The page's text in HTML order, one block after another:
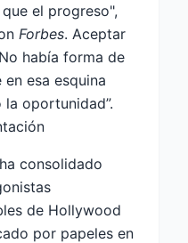
el progreso",
Forbes. Aceptar
había forma de
esa esquina
oportunidad”.
consolidado
de Hollywood
por papeles en